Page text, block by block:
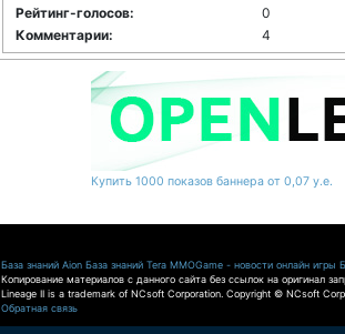
Рейтинг-голосов:
0
Комментарии:
4
Купить 1000 показов баннера от 0,07 у.е.
База знаний Aion База знаний Tera MMOGame - новости онлайн игры
Копирование материалов с данного сайта без ссылок на оригинал
Lineage II is a trademark of NCsoft Corporation. Copyright © NCsoft
Обратная связь